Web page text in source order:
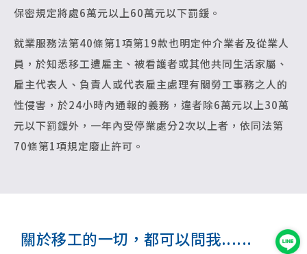
保密規定將處6萬元以上60萬元以下罰鍰。
就業服務法第40條第1項第19款也明定仲介業者及從業人
員，於知悉移工遭雇主、被看護者或其他共同生活家屬、
雇主代表人、負責人或代表雇主處理有關勞工事務之人的
性侵害，於24小時內通報的義務，違者除6萬元以上30萬
元以下罰鍰外，一年內受停業處分2次以上者，依同法第
70條第1項規定廢止許可。
關於移工的一切，都可以問我......